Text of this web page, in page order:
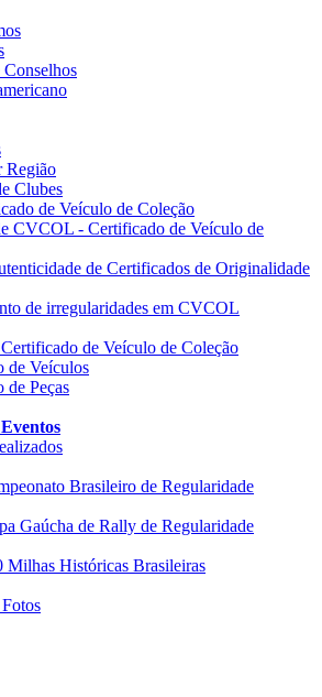
Região
Clubes
de Veículo de Coleção
CVCOL - Certificado de Veículo de
de Certificados de Originalidade
de irregularidades em CVCOL
de Veículo de Coleção
de Veículos
de Peças
Brasileiro de Regularidade
Gaúcha de Rally de Regularidade
Milhas Históricas Brasileiras